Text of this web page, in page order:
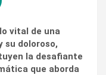
vital de una
su doloroso,
la desafiante
que aborda